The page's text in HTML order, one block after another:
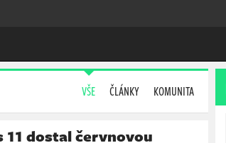
VŠE ČLÁNKY KOMUNITA
11 dostal červnovou